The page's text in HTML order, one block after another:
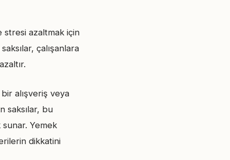
stresi azaltmak için
çalışanlara
alışveriş veya
saksılar, bu
Yemek
dikkatini